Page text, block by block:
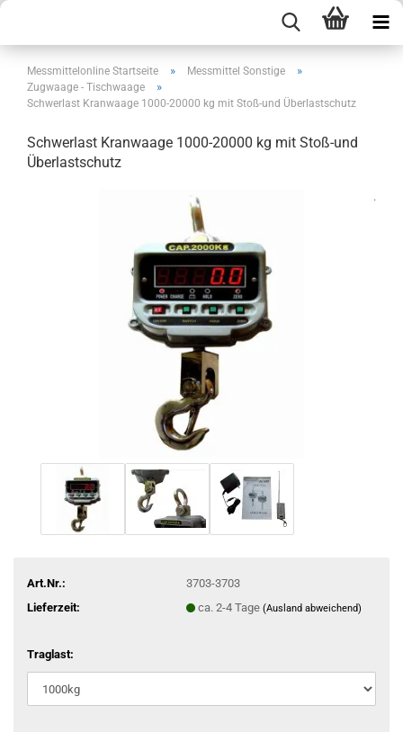
Messmittelonline Startseite » Messmittel Sonstige »
Zugwaage - Tischwaage »
Schwerlast Kranwaage 1000-20000 kg mit Stoß-und Überlastschutz
Schwerlast Kranwaage 1000-20000 kg mit Stoß-und
Überlastschutz
.
Art.Nr.:
3703-3703
Lieferzeit:
ca. 2-4 Tage (Ausland abweichend)
Traglast: